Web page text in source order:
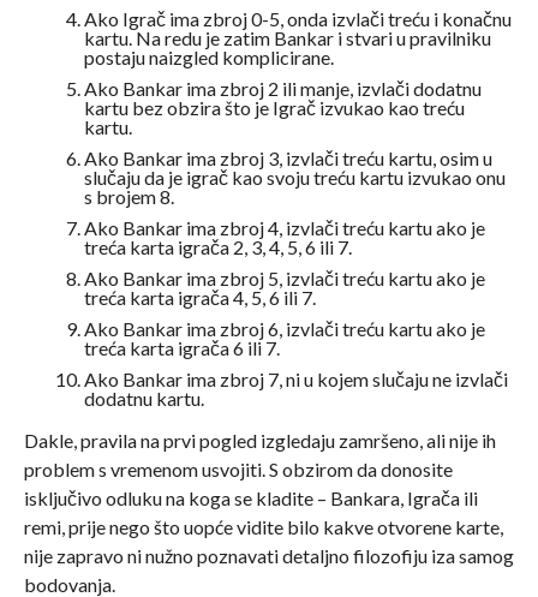
Ako Igrač ima zbroj 0-5, onda izvlači treću i konačnu
kartu. Na redu je zatim Bankar i stvari u pravilniku
postaju naizgled komplicirane.
Ako Bankar ima zbroj 2 ili manje, izvlači dodatnu
kartu bez obzira što je Igrač izvukao kao treću
kartu.
Ako Bankar ima zbroj 3, izvlači treću kartu, osim u
slučaju da je igrač kao svoju treću kartu izvukao onu
s brojem 8.
Ako Bankar ima zbroj 4, izvlači treću kartu ako je
treća karta igrača 2, 3, 4, 5, 6 ili 7.
Ako Bankar ima zbroj 5, izvlači treću kartu ako je
treća karta igrača 4, 5, 6 ili 7.
Ako Bankar ima zbroj 6, izvlači treću kartu ako je
treća karta igrača 6 ili 7.
Ako Bankar ima zbroj 7, ni u kojem slučaju ne izvlači
dodatnu kartu.
Dakle, pravila na prvi pogled izgledaju zamršeno, ali nije ih
problem s vremenom usvojiti. S obzirom da donosite
isključivo odluku na koga se kladite – Bankara, Igrača ili
remi, prije nego što uopće vidite bilo kakve otvorene karte,
nije zapravo ni nužno poznavati detaljno filozofiju iza samog
bodovanja.